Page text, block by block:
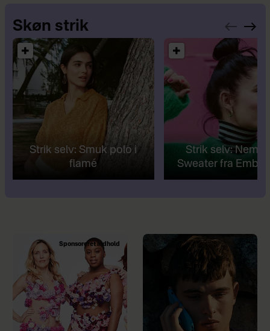
Skøn strik
Strik selv: Smuk polo i
flamé
Strik selv: Nem
Sweater fra
Sponsoreret indhold